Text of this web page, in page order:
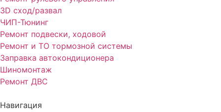
3D сход/развал
ЧИП-Тюнинг
Ремонт подвески, ходовой
Ремонт и ТО тормозной системы
Заправка автокондиционера
Шиномонтаж
Ремонт ДВС
Навигация